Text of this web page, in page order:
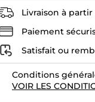
Livraison à partir
Paiement
Satisfait ou
Conditions
VOIR LES